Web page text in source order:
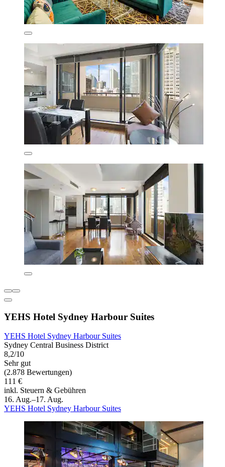
YEHS Hotel Sydney Harbour Suites
YEHS Hotel Sydney Harbour Suites
Sydney Central Business District
8,2/10
Sehr gut
(2.878 Bewertungen)
111 €
inkl. Steuern & Gebühren
16. Aug.–17. Aug.
YEHS Hotel Sydney Harbour Suites